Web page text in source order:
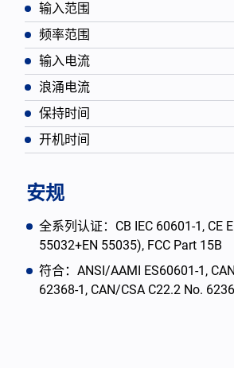
输入范围
频率范围
输入电流
浪涌电流
保持时间
开机时间
安规
全系列认证：CB IEC 60601-1, CE
55032+EN 55035), FCC Part 15B
符合：ANSI/AAMI ES60601-1,
62368-1, CAN/CSA C22.2 No.
English